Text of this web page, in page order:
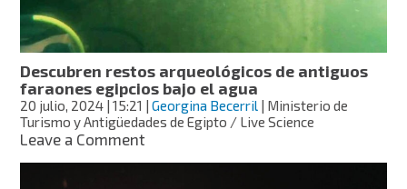
Sanxingdui
Descubren restos arqueológicos de antiguos
faraones egipcios bajo el agua
20 julio, 2024 | 15:21 |Georgina Becerril | Ministerio de
Turismo y Antigüedades de Egipto / Live Science
Leave a Commenton